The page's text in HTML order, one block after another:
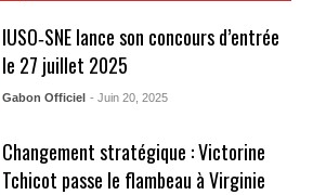
IUSO‑SNE lance son concours d’entrée
le 27 juillet 2025
Gabon Officiel - Juin 20, 2025
Changement stratégique : Victorine
Tchicot passe le flambeau à Virginie